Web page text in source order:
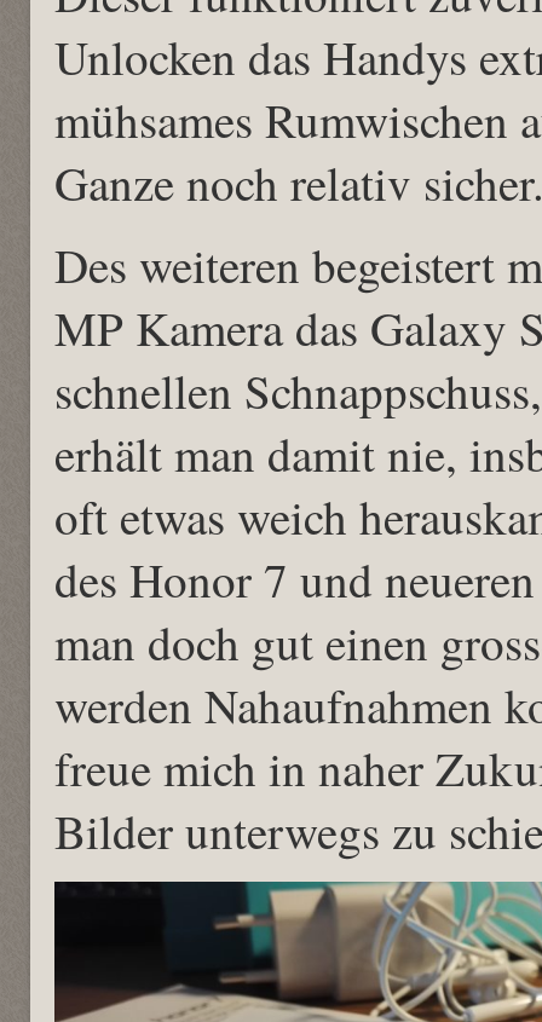
Unlocken das Handys
mühsames Rumwischen
Ganze noch relativ
Des weiteren begeistert
MP Kamera das Galaxy
schnellen
erhält man damit nie,
oft etwas weich
des Honor 7 und
man doch gut einen
werden Nahaufnahmen
freue mich in naher
Bilder unterwegs zu